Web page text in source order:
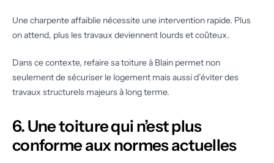
Une charpente affaiblie nécessite une intervention rapide. Plus
on attend, plus les travaux deviennent lourds et coûteux.
Dans ce contexte, refaire sa toiture à Blain permet non
seulement de sécuriser le logement mais aussi d’éviter des
travaux structurels majeurs à long terme.
6. Une toiture qui n’est plus
conforme aux normes actuelles